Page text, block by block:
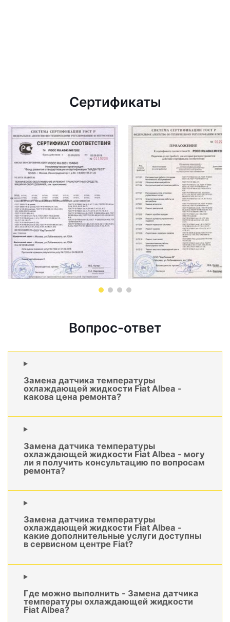
Сертификаты
Вопрос-ответ
Замена датчика температуры
охлаждающей жидкости Fiat Albea -
какова цена ремонта?
Замена датчика температуры
охлаждающей жидкости Fiat Albea - могу
ли я получить консультацию по вопросам
ремонта?
Замена датчика температуры
охлаждающей жидкости Fiat Albea -
какие дополнительные услуги доступны
в сервисном центре Fiat?
Где можно выполнить - Замена датчика
температуры охлаждающей жидкости
Fiat Albea?